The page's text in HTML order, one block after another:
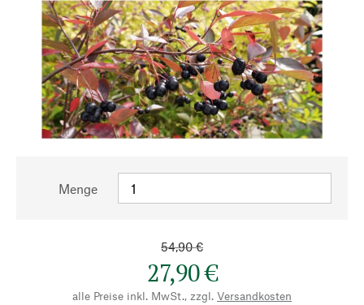
Menge
54,90 €
27,90 €
alle Preise inkl. MwSt., zzgl. Versandkosten